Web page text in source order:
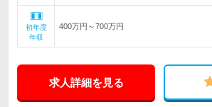
初年度
年収
400万円～700万円
求人詳細を見る